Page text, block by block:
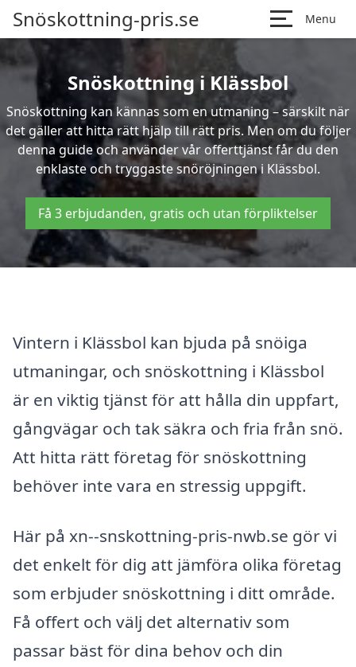
Snöskottning-pris.se Menu
Snöskottning i Klässbol
Snöskottning kan kännas som en utmaning – särskilt när
det gäller att hitta rätt hjälp till rätt pris. Men om du följer
denna guide och använder vår offerttjänst får du den
enklaste och tryggaste snöröjningen i Klässbol.
Få 3 erbjudanden, gratis och utan förpliktelser
Vintern i Klässbol kan bjuda på snöiga
utmaningar, och snöskottning i Klässbol
är en viktig tjänst för att hålla din uppfart,
gångvägar och tak säkra och fria från snö.
Att hitta rätt företag för snöskottning
behöver inte vara en stressig uppgift.
Här på xn--snskottning-pris-nwb.se gör vi
det enkelt för dig att jämföra olika företag
som erbjuder snöskottning i ditt område.
Få offert och välj det alternativ som
passar bäst för dina behov och din